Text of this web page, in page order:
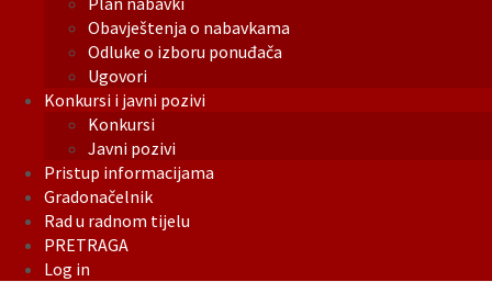
Obavještenja o nabavkama
Odluke o izboru ponuđača
Ugovori
Konkursi i javni pozivi
Konkursi
Javni pozivi
Pristup informacijama
Gradonačelnik
Rad u radnom tijelu
PRETRAGA
Log in